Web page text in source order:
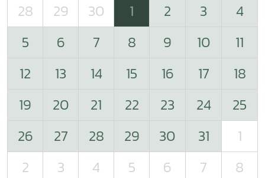
28
29 30 1 2 3
4
5
6 7 8 9 10
11
12
13 14 15 16 17
18
19
20 21 22 23 24
25
26
27 28 29 30 31
1
2
3 4 5 6 7 8